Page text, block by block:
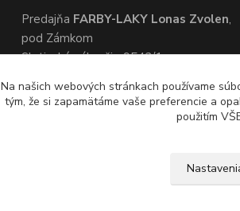
Predajňa FARBY-LAKY Lonas Zvolen,
pod Zámkom
Slatinské nábrežie 9542/1
Na našich webových stránkach používame
tým, že si zapamätáme vaše preferencie a
použitím